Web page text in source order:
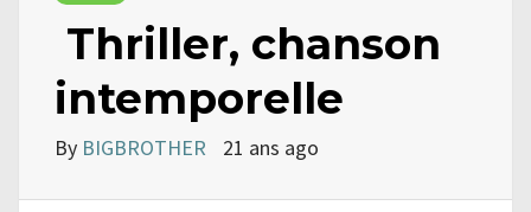
Thriller, chanson
intemporelle
By BIGBROTHER 21 ans ago